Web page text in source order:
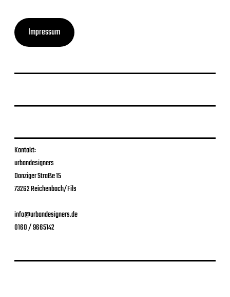
Impressum
Kontakt:
urbandesigners
Danziger Straße 15
73262 Reichenbach/Fils
info@urbandesigners.de
0160 / 9665142